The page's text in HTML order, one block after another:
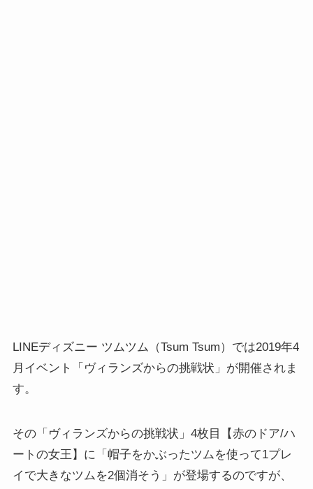
LINEディズニー ツムツム（Tsum Tsum）では2019年4
月イベント「ヴィランズからの挑戦状」が開催されま
す。
その「ヴィランズからの挑戦状」4枚目【赤のドア/ハ
ートの女王】に「帽子をかぶったツムを使って1プレ
イで大きなツムを2個消そう」が登場するのですが、